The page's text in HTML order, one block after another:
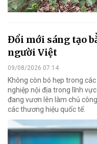
Đổi mới sáng tạo
người Việt
09/08/2026 07:14
Không còn bó hẹp trong
nghiệp nội địa trong lĩnh
đang vươn lên làm chủ
các thương hiệu quốc tế.